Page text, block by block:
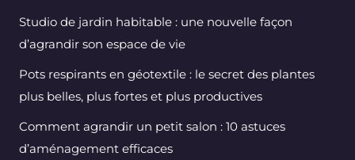
Studio de jardin habitable : une nouvelle façon
d’agrandir son espace de vie
Pots respirants en géotextile : le secret des plantes
plus belles, plus fortes et plus productives
Comment agrandir un petit salon : 10 astuces
d’aménagement efficaces